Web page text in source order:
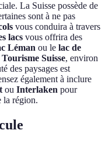
La Suisse possède de
sont à ne pas
vous conduira à travers
lacs vous offrira des
Léman ou le lac de
Suisse, environ
des paysages est
également à inclure
ou Interlaken pour
la région.